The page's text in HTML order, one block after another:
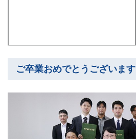
ご卒業おめでとうございます